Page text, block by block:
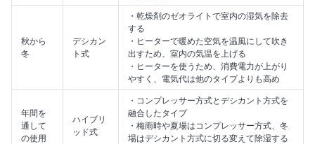
秋から
冬
デシカン
ト式
・乾燥剤のゼオライトで室内の湿気を除去
する
・ヒーターで暖めた空気を温風にして吹き
出すため、室内の気温を上げる
・ヒーターを使うため、消費電力が上がり
やすく、電気代は他のタイプよりも高め
年間を
通して
の使用
ハイブリ
ッド式
・コンプレッサー方式とデシカント方式を
融合したタイプ
・梅雨時や夏場はコンプレッサー方式、冬
場はデシカント方式に切る変えて除湿する